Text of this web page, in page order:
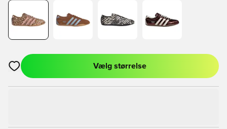
Åbner en Modal til at logge ind eller tilmelde dig som medlem
Vælg størrelse